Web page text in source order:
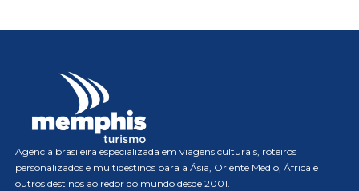
Agência brasileira especializada em viagens culturais, roteiros
personalizados e multidestinos para a Ásia, Oriente Médio, África e
outros destinos ao redor do mundo desde 2001.